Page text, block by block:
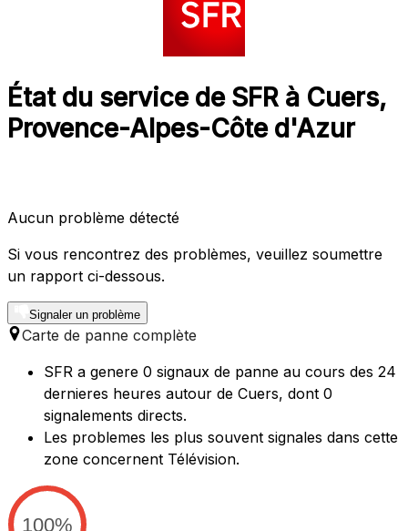
État du service de SFR à Cuers,
Provence-Alpes-Côte d'Azur
Aucun problème détecté
Si vous rencontrez des problèmes, veuillez soumettre
un rapport ci-dessous.
Signaler un problème
Carte de panne complète
SFR a genere 0 signaux de panne au cours des 24
dernieres heures autour de Cuers, dont 0
signalements directs.
Les problemes les plus souvent signales dans cette
zone concernent Télévision.
100%